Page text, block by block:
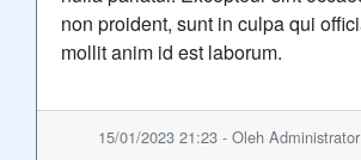
non proident, sunt in culpa qui
mollit anim id est laborum.
15/01/2023 21:23 - Oleh